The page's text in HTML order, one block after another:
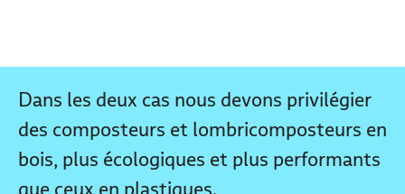
Dans les deux cas nous devons privilégier
des composteurs et lombricomposteurs en
bois, plus écologiques et plus performants
que ceux en plastiques.